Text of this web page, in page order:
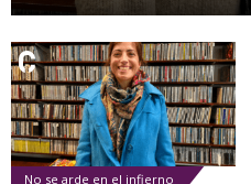
No se arde en el infierno